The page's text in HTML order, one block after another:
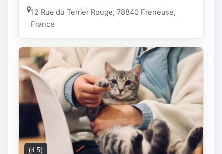
12 Rue du Terrier Rouge, 78840 Freneuse,
France
(4.5)